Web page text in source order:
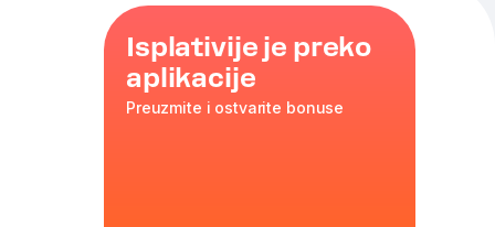
Isplativije je preko
aplikacije
Preuzmite i ostvarite bonuse